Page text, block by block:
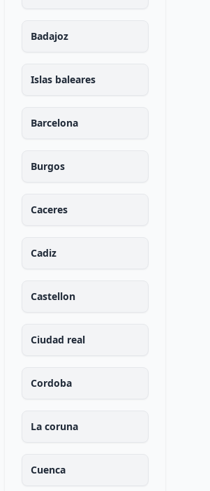
Badajoz
Islas baleares
Barcelona
Burgos
Caceres
Cadiz
Castellon
Ciudad real
Cordoba
La coruna
Cuenca